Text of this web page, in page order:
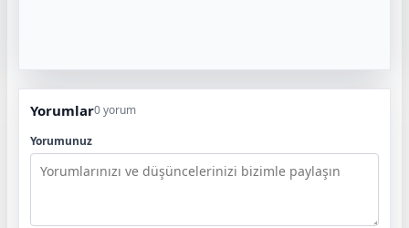
Yorumlar0 yorum
Yorumunuz